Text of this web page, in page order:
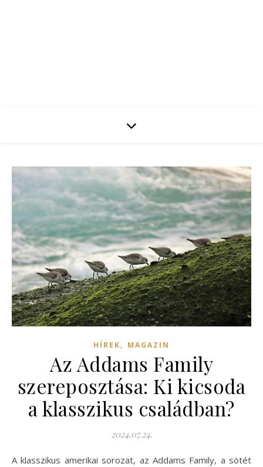
HÍREK, MAGAZIN
Az Addams Family
szereposztása: Ki kicsoda
a klasszikus családban?
2024.07.24.
A klasszikus amerikai sorozat, az Addams Family, a sötét